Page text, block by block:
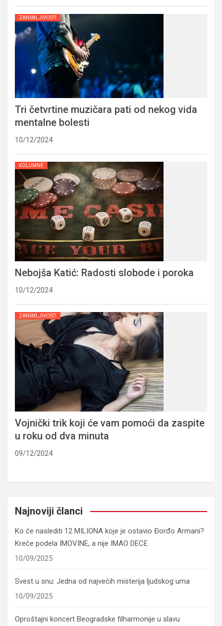
ZANIMLJIVOSTI
Tri četvrtine muzičara pati od nekog vida
mentalne bolesti
10/12/2024
KOLUMNE
Nebojša Katić: Radosti slobode i poroka
10/12/2024
ZANIMLJIVOSTI
Vojnički trik koji će vam pomoći da zaspite
u roku od dva minuta
09/12/2024
Najnoviji članci
Ko će naslediti 12 MILIONA koje je ostavio Đorđo Armani?
Kreće podela IMOVINE, a nije IMAO DECE
10/09/2025
Svest u snu: Jedna od najvećih misterija ljudskog uma
10/09/2025
Oproštajni koncert Beogradske filharmonije u slavu